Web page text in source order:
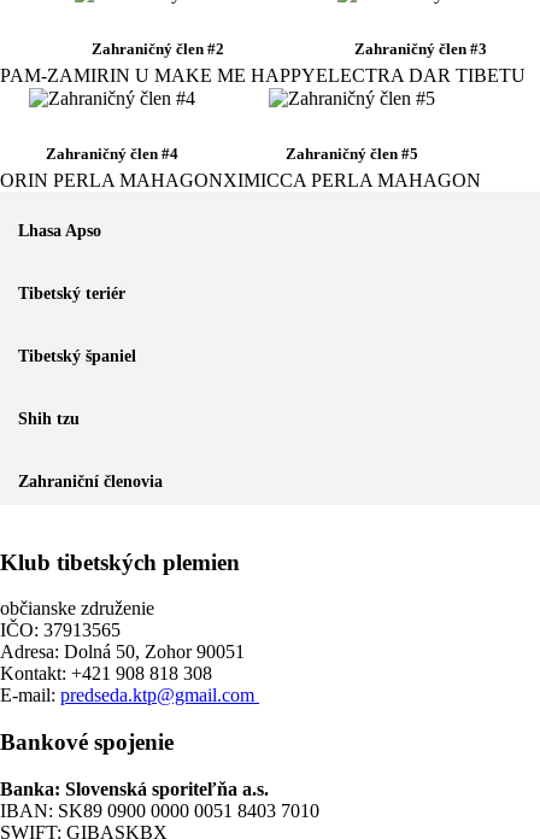
Zahraničný člen #2
PAM-ZAMIRIN U MAKE ME HAPPY
Zahraničný člen #3
ELECTRA DAR TIBETU
Zahraničný člen #4
ORIN PERLA MAHAGON
Zahraničný člen #5
XIMICCA PERLA MAHAGON
Lhasa Apso
Tibetský teriér
Tibetský španiel
Shih tzu
Zahraniční členovia
Klub tibetských plemien
občianske združenie
IČO: 37913565
Adresa: Dolná 50, Zohor 90051
Kontakt: +421 908 818 308
E-mail: predseda.ktp@gmail.com
Bankové spojenie
Banka: Slovenská sporiteľňa a.s.
IBAN: SK89 0900 0000 0051 8403 7010
SWIFT: GIBASKBX